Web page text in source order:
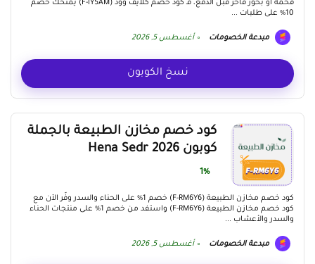
فخمة أو بخور فاخر قبل الدفع، فـ كود خصم كلايف وود (F-IY5AM) يمنحك خصم
10% على طلبات ...
مبدعة الخصومات أغسطس 5, 2026
نسخ الكوبون
كود خصم مخازن الطبيعة بالجملة
كوبون Hena Sedr 2026
1%
كود خصم مخازن الطبيعة (F-RM6Y6) خصم 1% على الحناء والسدر وفّر الآن مع
كود خصم مخازن الطبيعة (F-RM6Y6) واستفد من خصم 1% على منتجات الحناء
والسدر والأعشاب ...
مبدعة الخصومات أغسطس 5, 2026